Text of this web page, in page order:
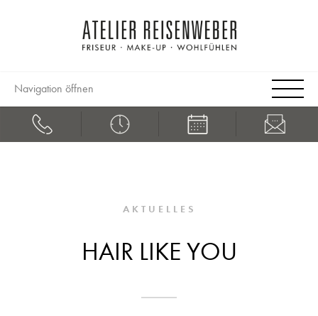
Navigation öffnen
AKTUELLES
HAIR LIKE YOU